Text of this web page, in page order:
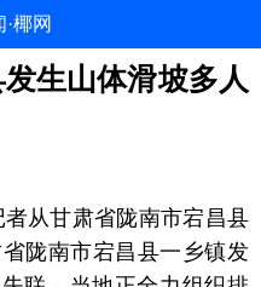
椰网
生山体滑坡多人
从甘肃省陇南市宕昌县
陇南市宕昌县一乡镇发